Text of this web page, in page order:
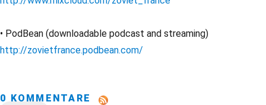
• PodBean (downloadable podcast and streaming)
http://zovietfrance.podbean.com/
0 KOMMENTARE